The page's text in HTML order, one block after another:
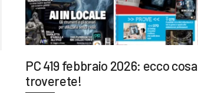
PC 419 febbraio 2026: ecco cosa
troverete!